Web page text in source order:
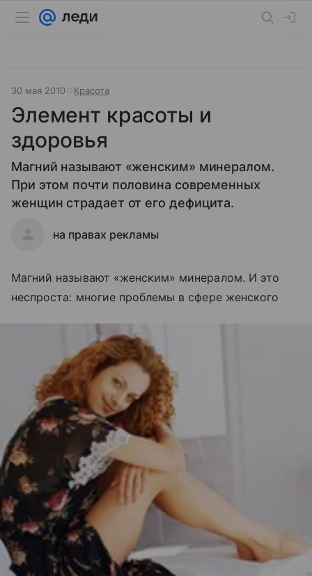
30 мая 2010 Красота
Элемент красоты и
здоровья
Магний называют «женским» минералом.
При этом почти половина современных
женщин страдает от его дефицита.
на правах рекламы
Магний называют «женским» минералом. И это
неспроста: многие проблемы в сфере женского